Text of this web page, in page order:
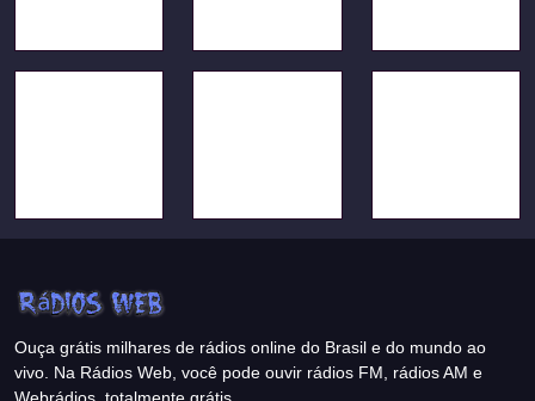
Ouça grátis milhares de rádios online do Brasil e do mundo ao
vivo. Na Rádios Web, você pode ouvir rádios FM, rádios AM e